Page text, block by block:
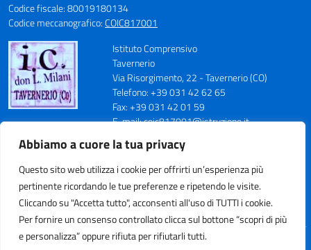
Abbiamo a cuore la tua privacy
Questo sito web utilizza i cookie per offrirti un’esperienza più
pertinente ricordando le tue preferenze e ripetendo le visite.
Cliccando su "Accetta tutto", acconsenti all'uso di TUTTI i cookie.
Per fornire un consenso controllato clicca sul bottone “scopri di più
e personalizza” oppure rifiuta per rifiutarli tutti.
Codice fiscale: 80019180134
Codice meccanografico:COIC817001
Istituto Comprensivo
Tavernerio
Via Risorgimento, 22 - Tavernerio (CO)
Telefono: +39 031 42 62 65
Fax: +39 031 42 01 59
E-mail: coic817001@istruzione.it
Codice Meccanografico: COIC817001
Codice Fiscale: 80019180134
Cod. IPA: istsc_coic817001
Codice Univoco Ufficio: UFN70S